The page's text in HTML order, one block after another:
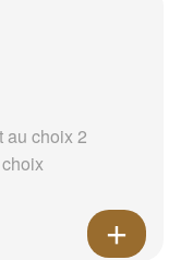
au choix 2